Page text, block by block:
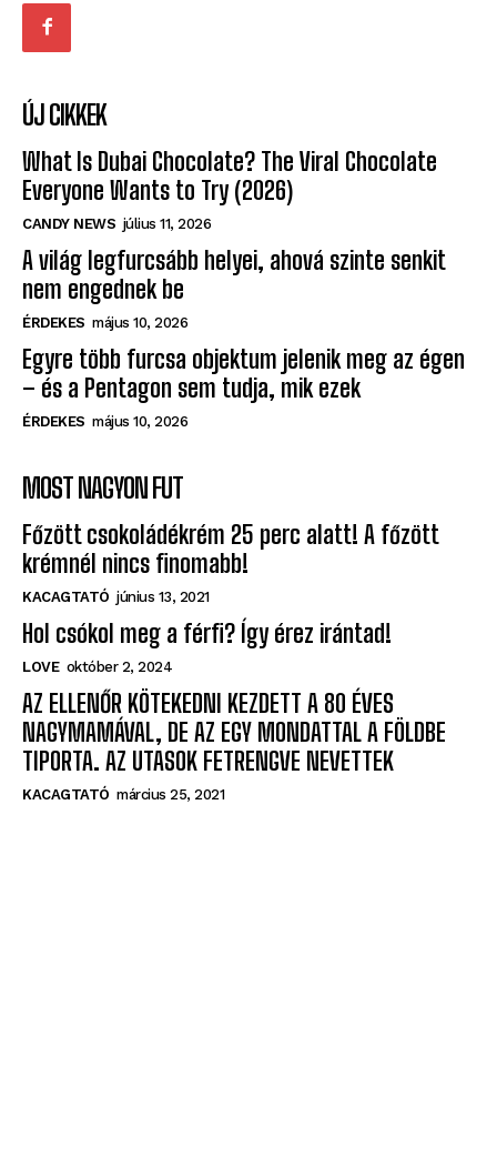
ÚJ CIKKEK
What Is Dubai Chocolate? The Viral Chocolate
Everyone Wants to Try (2026)
CANDY NEWS július 11, 2026
A világ legfurcsább helyei, ahová szinte senkit
nem engednek be
ÉRDEKES május 10, 2026
Egyre több furcsa objektum jelenik meg az égen
– és a Pentagon sem tudja, mik ezek
MOST NAGYON FUT
Főzött csokoládékrém 25 perc alatt! A főzött
krémnél nincs finomabb!
KACAGTATÓ június 13, 2021
Hol csókol meg a férfi? Így érez irántad!
LOVE október 2, 2024
AZ ELLENŐR KÖTEKEDNI KEZDETT A 80 ÉVES
NAGYMAMÁVAL, DE AZ EGY MONDATTAL A FÖLDBE
TIPORTA. AZ UTASOK FETRENGVE NEVETTEK